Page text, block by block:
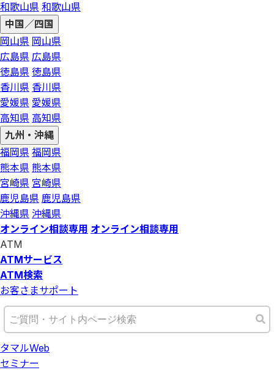
和歌山県 和歌山県
中国／四国
岡山県 岡山県
広島県 広島県
徳島県 徳島県
香川県 香川県
愛媛県 愛媛県
高知県 高知県
九州・沖縄
福岡県 福岡県
熊本県 熊本県
宮崎県 宮崎県
鹿児島県 鹿児島県
沖縄県 沖縄県
オンライン相談専用 オンライン相談専用
ATM
ATMサービス
ATM検索
お客さまサポート
タマルWeb
セミナー